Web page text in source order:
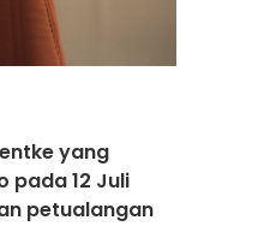
yang
pada 12 Juli
petualangan